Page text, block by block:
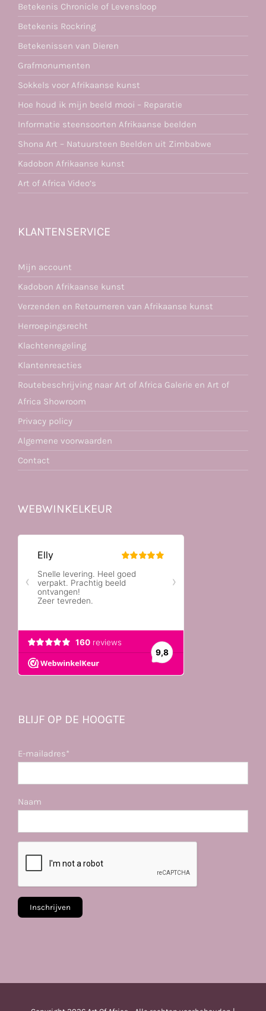
Betekenis Chronicle of Levensloop
Betekenis Rockring
Betekenissen van Dieren
Grafmonumenten
Sokkels voor Afrikaanse kunst
Hoe houd ik mijn beeld mooi – Reparatie
Informatie steensoorten Afrikaanse beelden
Shona Art – Natuursteen Beelden uit Zimbabwe
Kadobon Afrikaanse kunst
Art of Africa Video’s
KLANTENSERVICE
Mijn account
Kadobon Afrikaanse kunst
Verzenden en Retourneren van Afrikaanse kunst
Herroepingsrecht
Klachtenregeling
Klantenreacties
Routebeschrijving naar Art of Africa Galerie en Art of
Africa Showroom
Privacy policy
Algemene voorwaarden
Contact
WEBWINKELKEUR
BLIJF OP DE HOOGTE
E-mailadres*
Naam